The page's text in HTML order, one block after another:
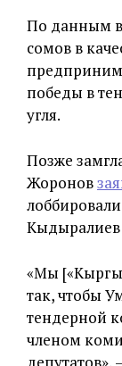
По данным
сомов в
победы в
угля.
Позже
Жоронов
Кыдыралиев
«Мы
так, чтобы
тендерной
членом